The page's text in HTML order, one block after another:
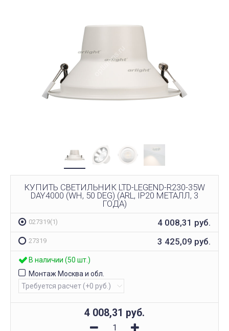
КУПИТЬ СВЕТИЛЬНИК LTD-LEGEND-R230-35W
DAY4000 (WH, 50 DEG) (ARL, IP20 МЕТАЛЛ, 3
ГОДА)
027319(1) 4 008,31 руб.
27319 3 425,09 руб.
В наличии (50 шт.)
Монтаж Москва и обл.
4 008,31 руб.